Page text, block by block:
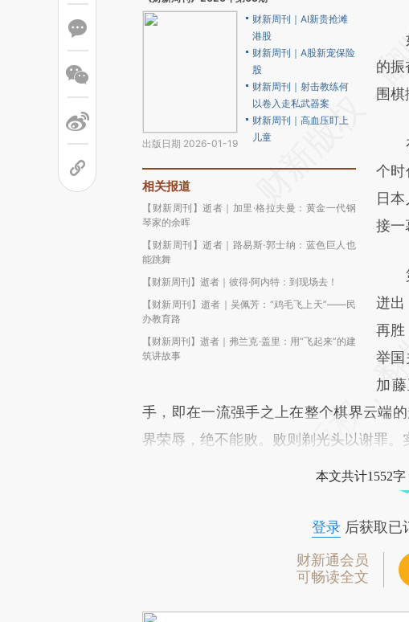
出版日期 2026-01-19
财新周刊｜AI新贵抢滩
港股
财新周刊｜A股新宠保险
股
财新周刊｜射击教练何
以卷入走私武器案
财新周刊｜高血压盯上
儿童
相关报道
【财新周刊】逝者｜加里·格拉夫曼：黄金一代钢
琴家的余晖
【财新周刊】逝者｜路易斯·郭士纳：蓝色巨人也
能跳舞
【财新周刊】逝者｜彼得·阿内特：到现场去！
【财新周刊】逝者｜吴佩芳：“鸡毛飞上天”——民
办教育路
【财新周刊】逝者｜弗兰克·盖里：用“飞起来”的建
筑讲故事
成，
对
如
的
围棋
在
个时
日
接一
第
迸出
再胜
举国
加
手，即在一流强手之上在整个棋界云端
界荣辱，绝不能败。败则剃光头以谢罪。
本文共计1552
登录后获取已
财新通会员
可畅读全文